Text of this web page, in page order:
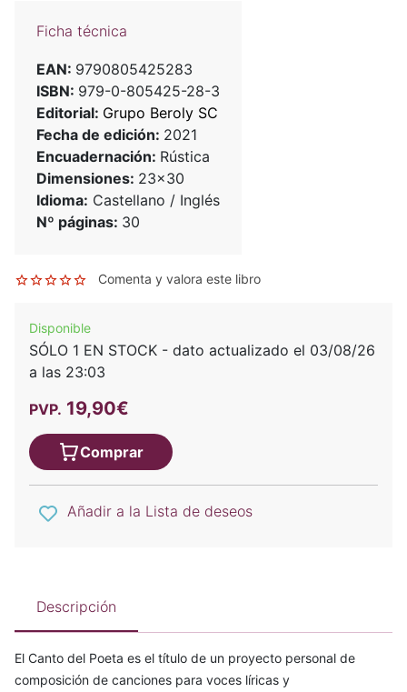
Ficha técnica
EAN: 9790805425283
ISBN: 979-0-805425-28-3
Editorial: Grupo Beroly SC
Fecha de edición: 2021
Encuadernación: Rústica
Dimensiones: 23x30
Idioma: Castellano / Inglés
Nº páginas: 30
Comenta y valora este libro
Disponible
SÓLO 1 EN STOCK - dato actualizado el 03/08/26
a las 23:03
PVP. 19,90€
Comprar
Añadir a la Lista de deseos
Descripción
El Canto del Poeta es el título de un proyecto personal de
composición de canciones para voces líricas y